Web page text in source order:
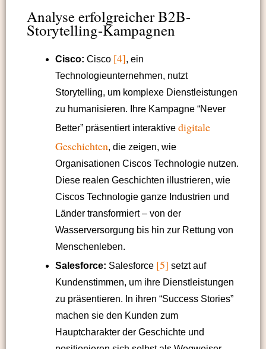
Analyse erfolgreicher B2B-
Storytelling-Kampagnen
Cisco: Cisco [4], ein
Technologieunternehmen, nutzt
Storytelling, um komplexe Dienstleistungen
zu humanisieren. Ihre Kampagne “Never
Better” präsentiert interaktive digitale
Geschichten, die zeigen, wie
Organisationen Ciscos Technologie nutzen.
Diese realen Geschichten illustrieren, wie
Ciscos Technologie ganze Industrien und
Länder transformiert – von der
Wasserversorgung bis hin zur Rettung von
Menschenleben.
Salesforce: Salesforce [5] setzt auf
Kundenstimmen, um ihre Dienstleistungen
zu präsentieren. In ihren “Success Stories”
machen sie den Kunden zum
Hauptcharakter der Geschichte und